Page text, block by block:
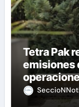
Tetra Pak
emisiones